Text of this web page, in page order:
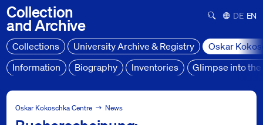
Collection
andArchive
Deutsch
Collections University Archive & Registry
Oskar
Information
Biography Inventories
Glimpse into
News
Oskar Kokoschka Centre News